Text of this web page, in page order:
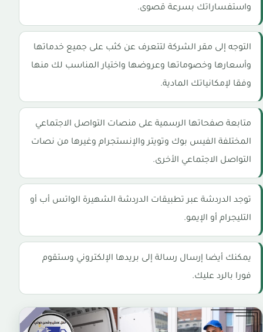
واستفساراتك بسرعة قصوى.
التوجه إلى مقر الشركة لتتعرف عن كثب على جميع خدماتها
وأسعارها وخصوماتها وعروضها واختيار المناسب لك منها
وفقا لإمكانياتك المادية.
متابعة صفحاتها الرسمية على منصات التواصل الاجتماعي
المختلفة الفيس بوك وتويتر والإنستجرام وغيرها من نصات
التواصل الاجتماعي الأخرى.
توجد الدردشة عبر تطبيقات الدردشة الشهيرة الواتس أب أو
التليجرام أو الإيمو.
يمكنك أيضا إرسال رسالة إلى بريدها الإلكتروني وستقوم
فورا بالرد عليك.